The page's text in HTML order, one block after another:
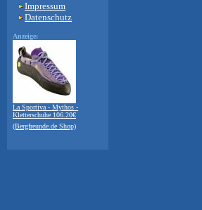
Impressum
Datenschutz
Anzeige:
La Sportiva - Mythos -
Kletterschuhe 106.20€
(Bergfreunde.de Shop)